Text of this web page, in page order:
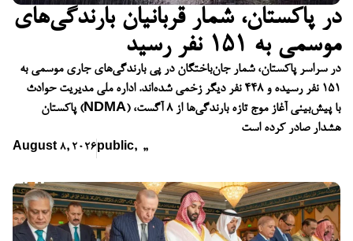
در پاکستان، شمار قربانیان بارندگی‌های
موسمی به ۱۵۱ نفر رسید
در سراسر پاکستان، شمار جان‌باختگان در پی بارندگی‌های جاری موسمی به
۱۵۱ نفر رسیده و ۴۴۸ نفر دیگر زخمی شده‌اند. اداره ملی مدیریت حوادث
پاکستان (NDMA) با پیش‌بینی آغاز موج تازه بارندگی‌ها از ۸ آگست،
هشدار صادر کرده است
August 8, 2026 public, ,,